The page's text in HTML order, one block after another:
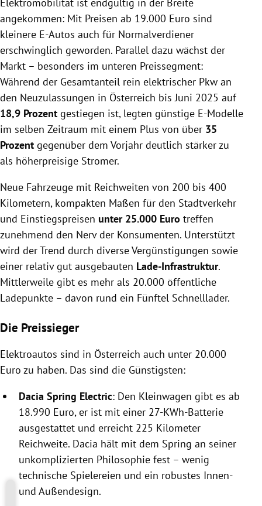
an, die vor allem für Stadt und Alltag gemacht
sind – kompakt, effizient und überraschend gut
ausgestattet. Dank staatlicher Förderungen,
attraktiver Einstiegsmodelle und sinkender
Batteriepreise wird Elektromobilität auch für
preisbewusste Käufer interessant.
angekommen: Mit Preisen ab 19.000 Euro sind
kleinere E-Autos auch für Normalverdiener
erschwinglich geworden. Parallel dazu wächst der
Markt – besonders im unteren Preissegment:
Während der Gesamtanteil rein elektrischer Pkw an
den Neuzulassungen in Österreich bis Juni 2025 auf
18,9 Prozent gestiegen ist, legten günstige E-Modelle
im selben Zeitraum mit einem Plus von über 35
Prozent gegenüber dem Vorjahr deutlich stärker zu
als höherpreisige Stromer.
Neue Fahrzeuge mit Reichweiten von 200 bis 400
Kilometern, kompakten Maßen für den Stadtverkehr
und Einstiegspreisen unter 25.000 Euro treffen
zunehmend den Nerv der Konsumenten. Unterstützt
wird der Trend durch diverse Vergünstigungen sowie
einer relativ gut ausgebauten Lade-Infrastruktur.
Mittlerweile gibt es mehr als 20.000 öffentliche
Ladepunkte – davon rund ein Fünftel Schnelllader.
Die Preissieger
Elektroautos sind in Österreich auch unter 20.000
Euro zu haben. Das sind die Günstigsten:
Dacia Spring Electric: Den Kleinwagen gibt es ab
18.990 Euro, er ist mit einer 27-KWh-Batterie
ausgestattet und erreicht 225 Kilometer
Reichweite. Dacia hält mit dem Spring an seiner
unkomplizierten Philosophie fest – wenig
technische Spielereien und ein robustes Innen-
und Außendesign.